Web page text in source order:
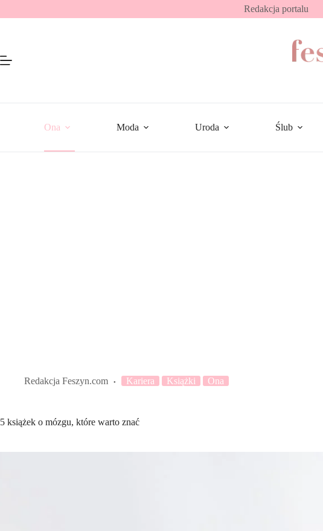
Redakcja portalu
Ona Moda Uroda Ślub
Redakcja Feszyn.com Kariera Książki Ona
5 książek o mózgu, które warto znać